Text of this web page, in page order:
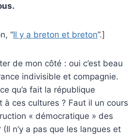
“Il y a breton et breton”.]
de mon côté : oui c’est beau
indivisible et compagnie.
qu’a fait la république
à ces cultures ? Faut il un cours
« démocratique » des
n’y a pas que les langues et